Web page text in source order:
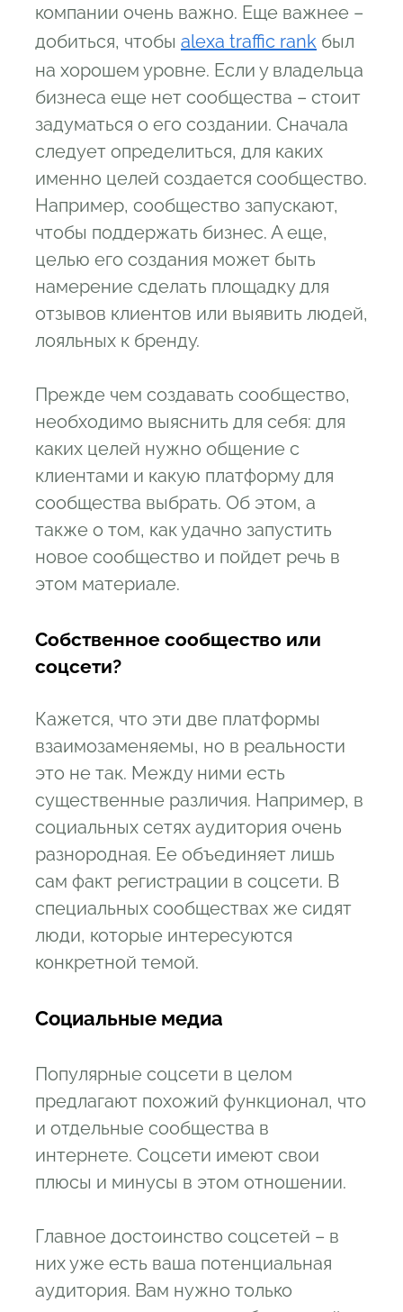
компании очень важно. Еще важнее –
добиться, чтобы alexa traffic rank был
на хорошем уровне. Если у владельца
бизнеса еще нет сообщества – стоит
задуматься о его создании. Сначала
следует определиться, для каких
именно целей создается сообщество.
Например, сообщество запускают,
чтобы поддержать бизнес. А еще,
целью его создания может быть
намерение сделать площадку для
отзывов клиентов или выявить людей,
лояльных к бренду.
Прежде чем создавать сообщество,
необходимо выяснить для себя: для
каких целей нужно общение с
клиентами и какую платформу для
сообщества выбрать. Об этом, а
также о том, как удачно запустить
новое сообщество и пойдет речь в
этом материале.
Собственное сообщество или
соцсети?
Кажется, что эти две платформы
взаимозаменяемы, но в реальности
это не так. Между ними есть
существенные различия. Например, в
социальных сетях аудитория очень
разнородная. Ее объединяет лишь
сам факт регистрации в соцсети. В
специальных сообществах же сидят
люди, которые интересуются
конкретной темой.
Социальные медиа
Популярные соцсети в целом
предлагают похожий функционал, что
и отдельные сообщества в
интернете. Соцсети имеют свои
плюсы и минусы в этом отношении.
Главное достоинство соцсетей – в
них уже есть ваша потенциальная
аудитория. Вам нужно только